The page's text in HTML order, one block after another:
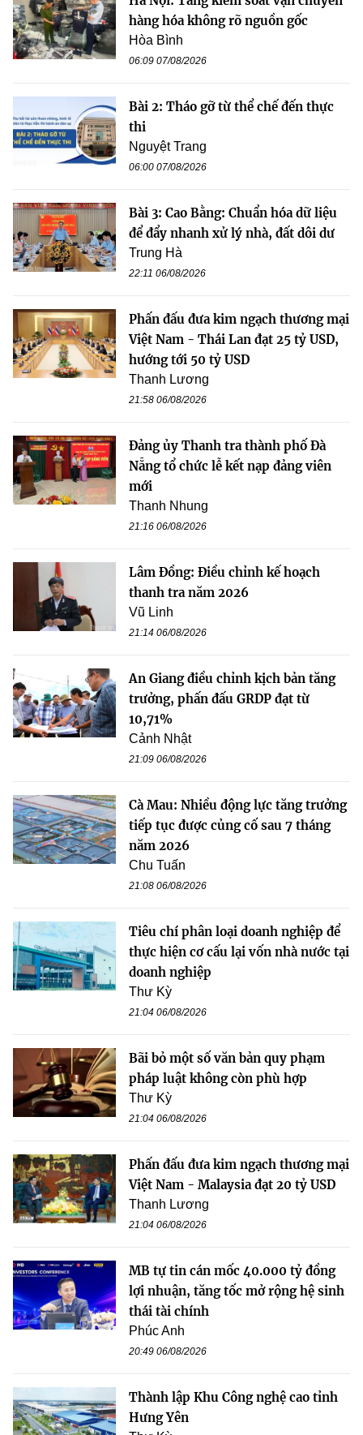
hàng hóa không rõ nguồn gốc
Hòa Bình
06:09 07/08/2026
Bài 2: Tháo gỡ từ thể chế đến thực
thi
Nguyệt Trang
06:00 07/08/2026
Bài 3: Cao Bằng: Chuẩn hóa dữ liệu
để đẩy nhanh xử lý nhà, đất dôi dư
Trung Hà
22:11 06/08/2026
Phấn đấu đưa kim ngạch thương mại
Việt Nam - Thái Lan đạt 25 tỷ USD,
hướng tới 50 tỷ USD
Thanh Lương
21:58 06/08/2026
Đảng ủy Thanh tra thành phố Đà
Nẵng tổ chức lễ kết nạp đảng viên
mới
Thanh Nhung
21:16 06/08/2026
Lâm Đồng: Điều chỉnh kế hoạch
thanh tra năm 2026
Vũ Linh
21:14 06/08/2026
An Giang điều chỉnh kịch bản tăng
trưởng, phấn đấu GRDP đạt từ
10,71%
Cảnh Nhật
21:09 06/08/2026
Cà Mau: Nhiều động lực tăng trưởng
tiếp tục được củng cố sau 7 tháng
năm 2026
Chu Tuấn
21:08 06/08/2026
Tiêu chí phân loại doanh nghiệp để
thực hiện cơ cấu lại vốn nhà nước tại
doanh nghiệp
Thư Kỳ
21:04 06/08/2026
Bãi bỏ một số văn bản quy phạm
pháp luật không còn phù hợp
Thư Kỳ
21:04 06/08/2026
Phấn đấu đưa kim ngạch thương mại
Việt Nam - Malaysia đạt 20 tỷ USD
Thanh Lương
21:04 06/08/2026
MB tự tin cán mốc 40.000 tỷ đồng
lợi nhuận, tăng tốc mở rộng hệ sinh
thái tài chính
Phúc Anh
20:49 06/08/2026
Thành lập Khu Công nghệ cao tỉnh
Hưng Yên